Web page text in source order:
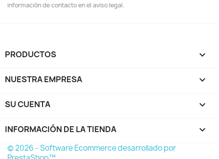
información de contacto en el aviso legal.
PRODUCTOS 
NUESTRA EMPRESA 
SU CUENTA 
INFORMACIÓN DE LA TIENDA keyboard_arrow_down
© 2026 - Software Ecommerce desarrollado por